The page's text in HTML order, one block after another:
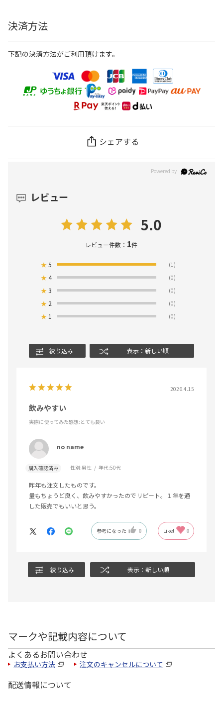
決済方法
下記の決済方法がご利用頂けます。
シェアする
レビュー
5.0
レビュー件数： 1件
★5 (1)
★4 (0)
★3 (0)
★ 2 (0)
★ 1 (0)
絞り込み 表示：新しい順
2026.4.15
飲みやすい
実際に使ってみた感想:とても良い
no name
購入確認済み 性別:男性 年代:50代
昨年も注文したものです。
量もちょうど良く、飲みやすかったのでリピート。１年を通
した販売でもいいと思う。
参考になった 0 Like! 0
絞り込み 表示：新しい順
マークや記載内容について
よくあるお問い合わせ
お支払い方法 注文のキャンセルについて
配送情報について